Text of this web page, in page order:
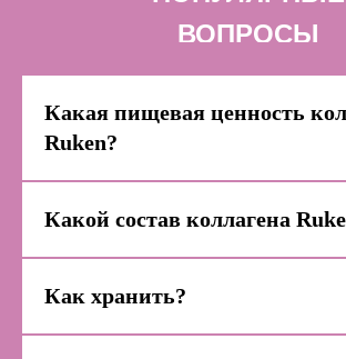
ВОПРОСЫ
Какая пищевая ценность
Ruken?
Какой состав коллагена
Как хранить?